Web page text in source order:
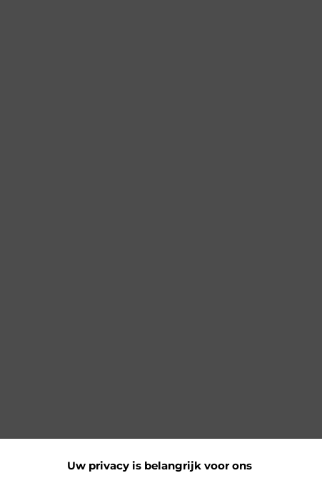
Uw privacy is belangrijk voor ons